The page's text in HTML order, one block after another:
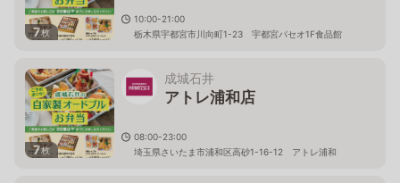
7枚
10:00-21:00
栃木県宇都宮市川向町1-23 宇都宮パセオ1F食品館
7枚
成城石井
アトレ浦和店
08:00-23:00
埼玉県さいたま市浦和区高砂1-16-12 アトレ浦和